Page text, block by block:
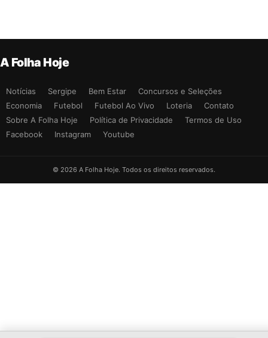
A Folha Hoje
Notícias Sergipe Bem Estar
Concursos e Seleções
Economia
Futebol Futebol Ao Vivo Loteria
Contato
Sobre A Folha Hoje
Política de Privacidade
Termos de Uso
Facebook
Instagram Youtube
© 2026 A Folha Hoje. Todos os direitos reservados.